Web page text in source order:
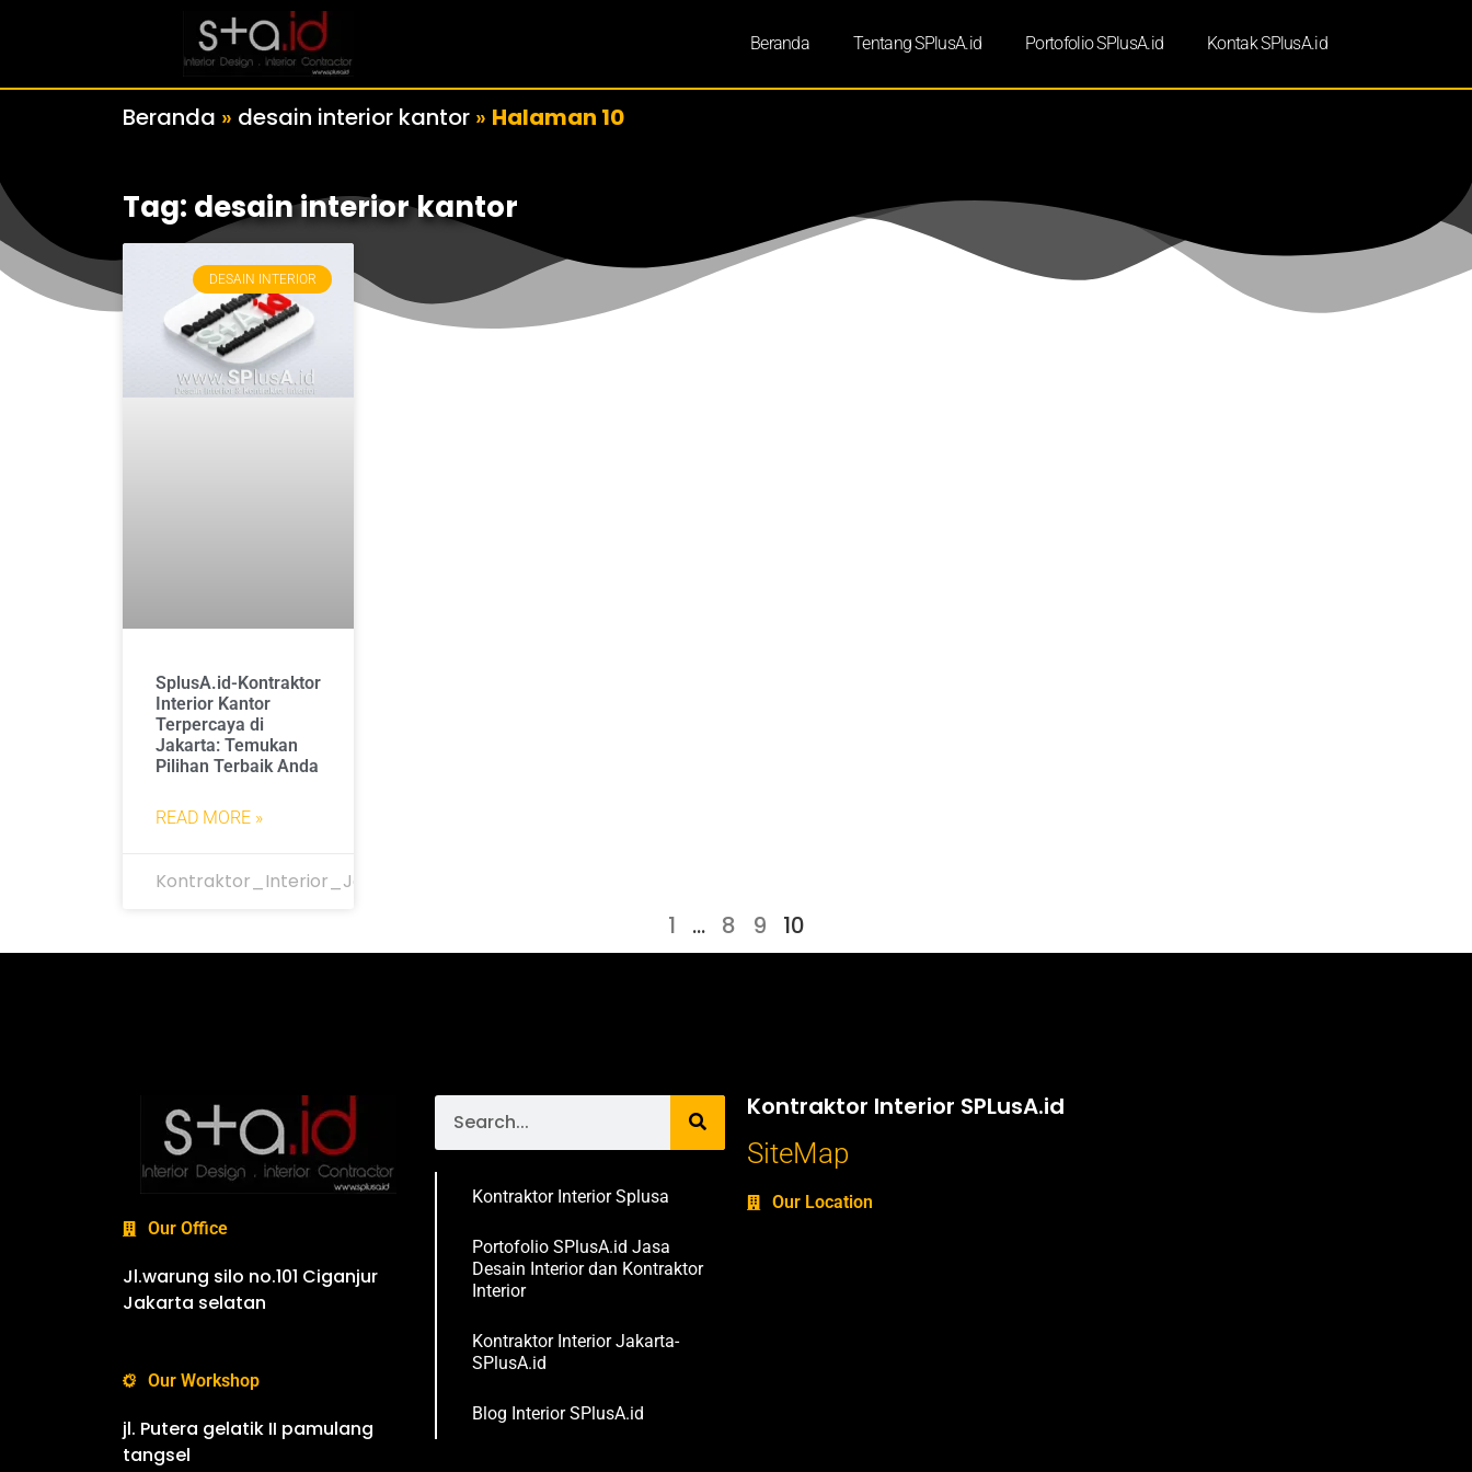
Beranda Tentang SPlusA.id Portofolio SPlusA.id Kontak SPlusA.id
Beranda » desain interior kantor » Halaman 10
Tag: desain interior kantor
DESAIN INTERIOR
SplusA.id-Kontraktor
Interior Kantor
Terpercaya di
Jakarta: Temukan
Pilihan Terbaik Anda
READ MORE »
Kontraktor_Interior_Jakarta
1 … 8 9 10
Our Office
Jl.warung silo no.101 Ciganjur
Jakarta selatan
Our Workshop
jl. Putera gelatik II pamulang
tangsel
Kontraktor Interior Splusa
Portofolio SPlusA.id Jasa
Desain Interior dan Kontraktor
Interior
Kontraktor Interior Jakarta-
SPlusA.id
Blog Interior SPlusA.id
Kontraktor Interior SPLusA.id
SiteMap
Our Location